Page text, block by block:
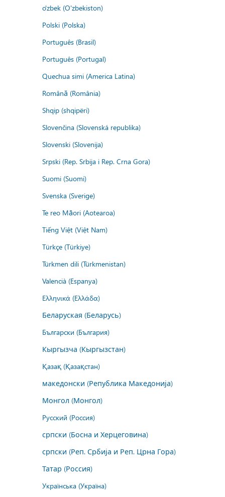
o'zbek (O'zbekiston)
Polski (Polska)
Português (Brasil)
Português (Portugal)
Quechua simi (America Latina)
Română (România)
Shqip (shqipëri)
Slovenčina (Slovenská republika)
Slovenski (Slovenija)
Srpski (Rep. Srbija i Rep. Crna Gora)
Suomi (Suomi)
Svenska (Sverige)
Te reo Māori (Aotearoa)
Tiếng Việt (Việt Nam)
Türkçe (Türkiye)
Türkmen dili (Türkmenistan)
Valencià (Espanya)
Ελληνικά (Ελλάδα)
Беларуская (Беларусь)
Български (България)
Кыргызча (Кыргызстан)
Қазақ (Қазақстан)
македонски (Република Македонија)
Монгол (Монгол)
Русский (Россия)
српски (Босна и Херцеговина)
српски (Реп. Србија и Реп. Црна Гора)
Татар (Россия)
Українська (Україна)